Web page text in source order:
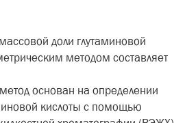
доли глутаминовой
методом составляет
основан на определении
кислоты с помощью